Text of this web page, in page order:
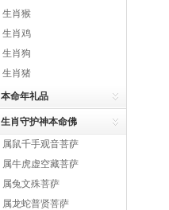
生肖猴
生肖鸡
生肖狗
生肖猪
本命年礼品
生肖守护神本命佛
属鼠千手观音菩萨
属牛虎虚空藏菩萨
属兔文殊菩萨
属龙蛇普贤菩萨